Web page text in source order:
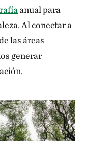
anual para
Al conectar a
las áreas
generar